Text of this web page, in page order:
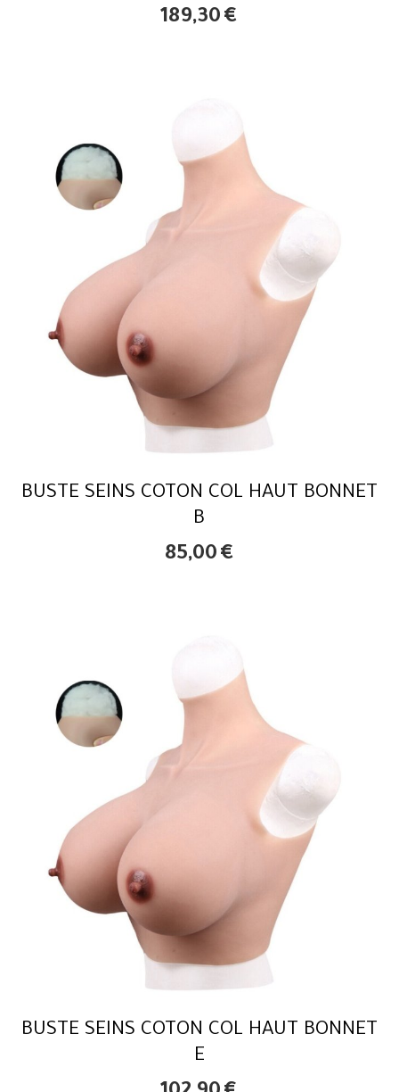
189,30 €
BUSTE SEINS COTON COL HAUT BONNET
B
85,00 €
BUSTE SEINS COTON COL HAUT BONNET
E